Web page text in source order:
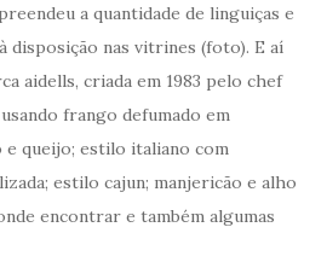
a quantidade de linguiças e
disposição nas vitrines (foto). E aí
aidells, criada em 1983 pelo chef
frango defumado em
e queijo; estilo italiano com
estilo cajun; manjericão e alho
encontrar e também algumas